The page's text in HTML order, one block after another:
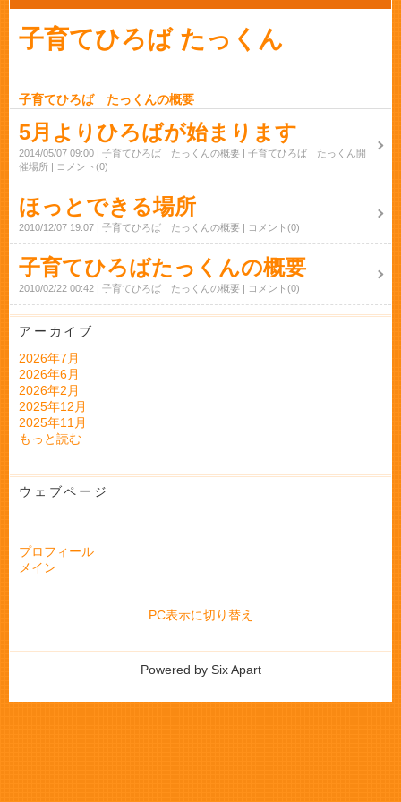
子育てひろば たっくん
子育てひろば たっくんの概要
5月よりひろばが始まります
2014/05/07 09:00 子育てひろば たっくんの概要
子育てひろば たっくん開
催場所
コメント(0)
ほっとできる場所
2010/12/07 19:07 子育てひろば たっくんの概要 コメント(0)
子育てひろばたっくんの概要
2010/02/22 00:42 子育てひろば たっくんの概要 コメント(0)
アーカイブ
2026年7月
2026年6月
2026年2月
2025年12月
2025年11月
もっと読む
ウェブページ
プロフィール
メイン
PC表示に切り替え
Powered by Six Apart